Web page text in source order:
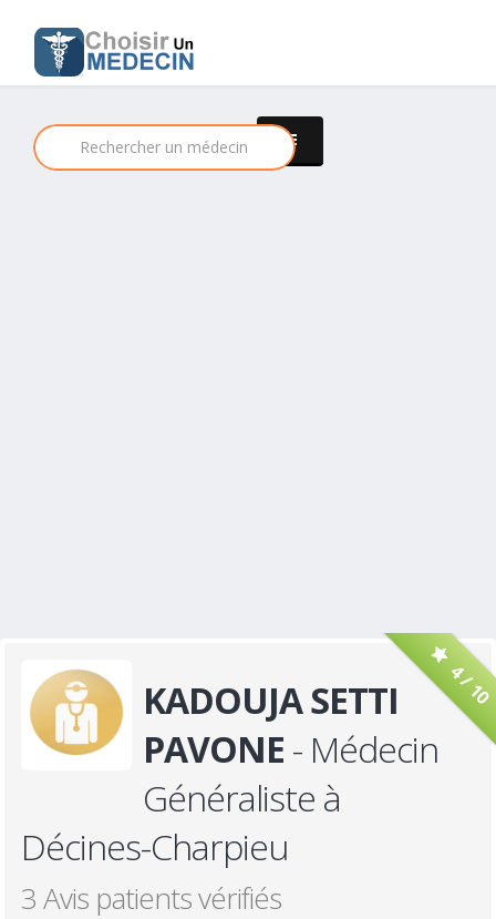
4 / 10
KADOUJA SETTI
PAVONE - Médecin
Généraliste à
Décines-Charpieu
3 Avis patients vérifiés